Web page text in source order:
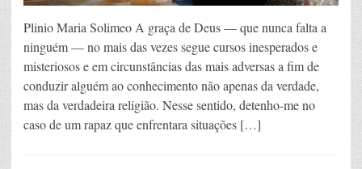
Plinio Maria Solimeo A graça de Deus — que nunca falta a
ninguém — no mais das vezes segue cursos inesperados e
misteriosos e em circunstâncias das mais adversas a fim de
conduzir alguém ao conhecimento não apenas da verdade,
mas da verdadeira religião. Nesse sentido, detenho-me no
caso de um rapaz que enfrentara situações […]